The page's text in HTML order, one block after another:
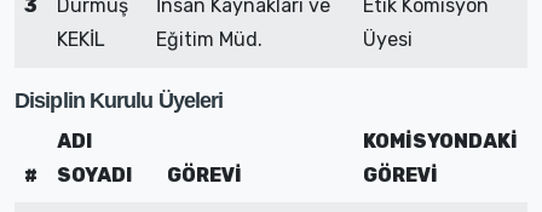
3
Durmuş
KEKİL
İnsan Kaynakları ve
Eğitim Müd.
Etik Komisyon
Üyesi
Disiplin Kurulu Üyeleri
#
ADI
SOYADI
GÖREVİ
KOMİSYONDAKİ
GÖREVİ